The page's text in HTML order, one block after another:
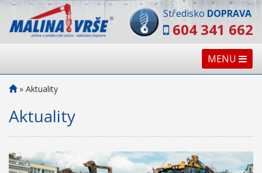
Středisko DOPRAVA
604 341 662
MENU
» Aktuality
Aktuality